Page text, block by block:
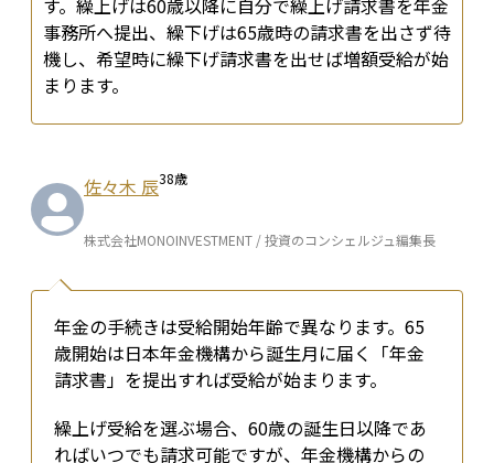
す。繰上げは60歳以降に自分で繰上げ請求書を年金
事務所へ提出、繰下げは65歳時の請求書を出さず待
機し、希望時に繰下げ請求書を出せば増額受給が始
まります。
佐々木 辰38歳
株式会社MONOINVESTMENT / 投資のコンシェルジュ編集長
年金の手続きは受給開始年齢で異なります。65
歳開始は日本年金機構から誕生月に届く「年金
請求書」を提出すれば受給が始まります。
繰上げ受給を選ぶ場合、60歳の誕生日以降であ
ればいつでも請求可能ですが、年金機構からの